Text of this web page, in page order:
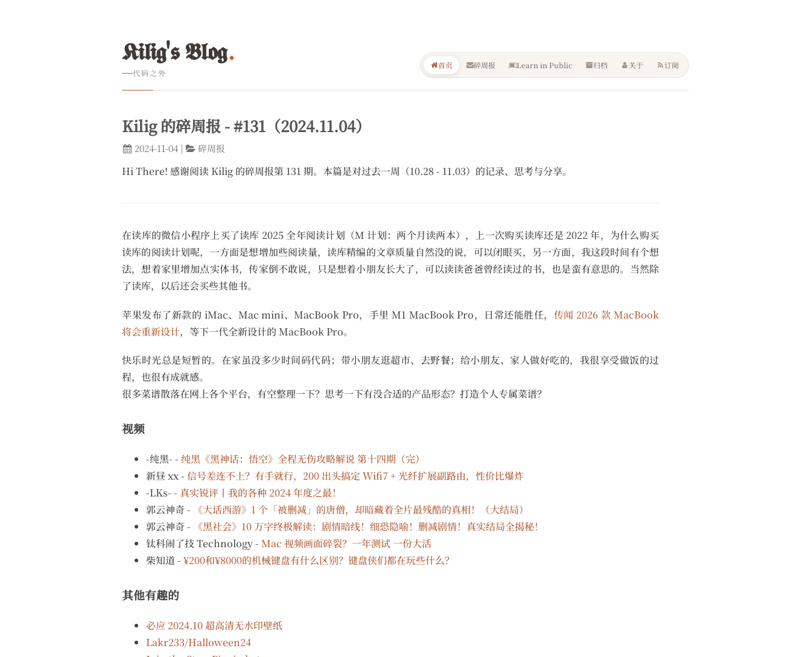
𝕶𝖎𝖑𝖎𝖌'𝖘 𝕭𝖑𝖔𝖌
代码之外
首页 碎周报 Learn in Public 归档 关于 订阅
Kilig 的碎周报 - #131（2024.11.04）
2024-11-04| 碎周报
Hi There! 感谢阅读 Kilig 的碎周报第 131 期。本篇是对过去一周（10.28 - 11.03）的记录、思考与分享。
在读库的微信小程序上买了读库 2025 全年阅读计划（M 计划：两个月读两本），上一次购买读库还是 2022 年，为什么购买
读库的阅读计划呢，一方面是想增加些阅读量，读库精编的文章质量自然没的说，可以闭眼买，另一方面，我这段时间有个想
法，想着家里增加点实体书，传家倒不敢说，只是想着小朋友长大了，可以读读爸爸曾经读过的书，也是蛮有意思的。当然除
了读库，以后还会买些其他书。
苹果发布了新款的 iMac、Mac mini、MacBook Pro，手里 M1 MacBook Pro，日常还能胜任， 传闻 2026 款 MacBook
将会重新设计，等下一代全新设计的 MacBook Pro。
快乐时光总是短暂的。在家虽没多少时间码代码；带小朋友逛超市、去野餐；给小朋友、家人做好吃的，我很享受做饭的过
程，也很有成就感。
很多菜谱散落在网上各个平台，有空整理一下？思考一下有没合适的产品形态？打造个人专属菜谱？
视频
-纯黑- - 纯黑《黑神话：悟空》全程无伤攻略解说 第十四期（完）
新昼 xx - 信号差连不上？有手就行，200 出头搞定 Wifi7 + 光纤扩展副路由，性价比爆炸
-LKs- - 真实锐评丨我的各种 2024 年度之最！
郭云神奇 - 《大话西游》1 个「被删减」的唐僧，却暗藏着全片最残酷的真相！（大结局）
郭云神奇 - 《黑社会》10 万字终极解读：剧情暗线！细恐隐喻！删减剧情！真实结局全揭秘！
钛科闹了技 Technology - Mac 视频画面碎裂？一年测试 一份大活
柴知道 - ¥200和¥8000的机械键盘有什么区别？键盘侠们都在玩些什么？
其他有趣的
必应 2024.10 超高清无水印壁纸
Lakr233/Halloween24